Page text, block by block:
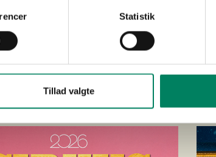
Statistik
Tillad valgte
KØB BILLETTER